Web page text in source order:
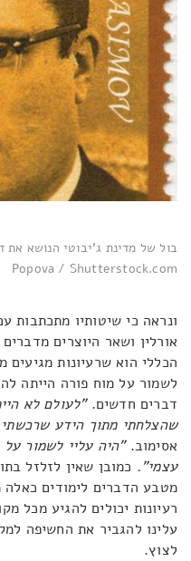
Popova / Shutterstock.com
ונראה כי שיטותיו מתכתבות
אורלין ושאר היוצרים
הכללי הוא שרעיונות
לשמור על מוח פורה הייתה
דברים חדשים. "לעולם לא
שהצלחתי מתוך הידע שרכשתי
אסימוב. "היה עליי לשמור על
עצמי". כמובן שאין לזלזל
מטבע הדברים לימודים
רעיונות יכולים להגיע מכל
עלינו להגביר את החשיפה
לצוץ.